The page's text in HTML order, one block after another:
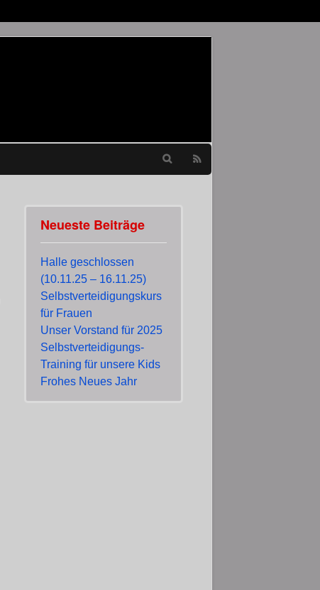
Neueste Beiträge
Halle geschlossen
(10.11.25 – 16.11.25)
Selbstverteidigungskurs
für Frauen
Unser Vorstand für 2025
Selbstverteidigungs-
Training für unsere Kids
Frohes Neues Jahr